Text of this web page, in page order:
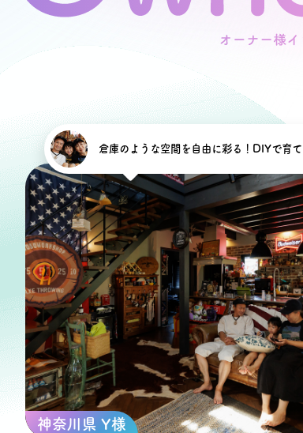
イベント
ごあいさ
チーム紹
アクセス
ブログ
会社案内
キャンペ
神奈川県 Y様
倉庫のような空間を自由に彩る！DIYで育て